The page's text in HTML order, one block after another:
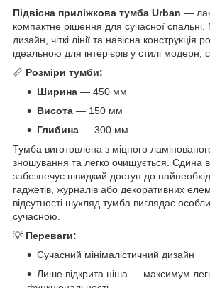
Підвісна приліжкова тумба Urban —
компактне рішення для сучасної спальні.
дизайн, чіткі лінії та навісна
ідеальною для інтер’єрів у стилі модерн,
📏 Розміри тумби:
Ширина — 450 мм
Висота — 150 мм
Глибина — 300 мм
Тумба виготовлена з міцного
зношування та легко очищується. Єдина
забезпечує швидкий доступ до
гаджетів, журналів або декоративних
відсутності шухляд тумба виглядає
сучасною.
💡 Переваги:
Сучасний мінімалістичний дизайн
Лише відкрита ніша — максимум